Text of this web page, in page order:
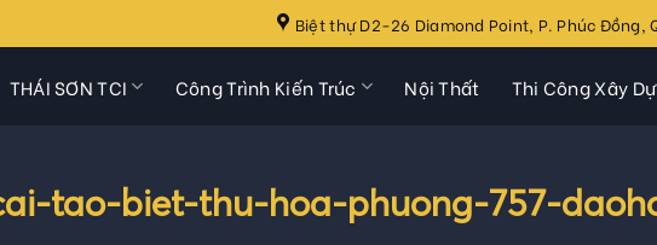
Biệt thự D2-26 Diamond Point, P. Phúc Đồng,
THÁI SƠN TCI Công Trình Kiến Trúc Nội Thất Thi Công Xây
tao-biet-thu-hoa-phuong-757-